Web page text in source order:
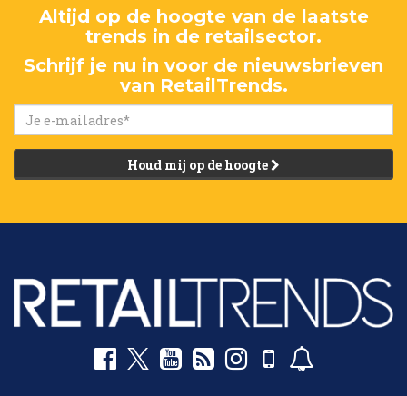
Altijd op de hoogte van de laatste
trends in de retailsector.
Schrijf je nu in voor de nieuwsbrieven
van RetailTrends.
Houd mij op de hoogte